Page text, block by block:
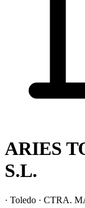
ARIES
S.L.
· Toledo · CTRA.